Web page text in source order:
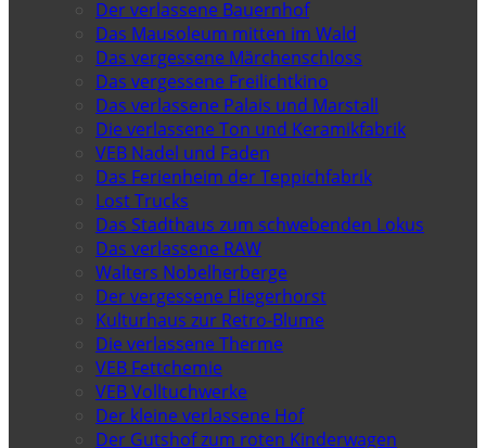
Der verlassene Bauernhof
Das Mausoleum mitten im Wald
Das vergessene Märchenschloss
Das vergessene Freilichtkino
Das verlassene Palais und Marstall
Die verlassene Ton und Keramikfabrik
VEB Nadel und Faden
Das Ferienheim der Teppichfabrik
Lost Trucks
Das Stadthaus zum schwebenden Lokus
Das verlassene RAW
Walters Nobelherberge
Der vergessene Fliegerhorst
Kulturhaus zur Retro-Blume
Die verlassene Therme
VEB Fettchemie
VEB Volltuchwerke
Der kleine verlassene Hof
Der Gutshof zum roten Kinderwagen